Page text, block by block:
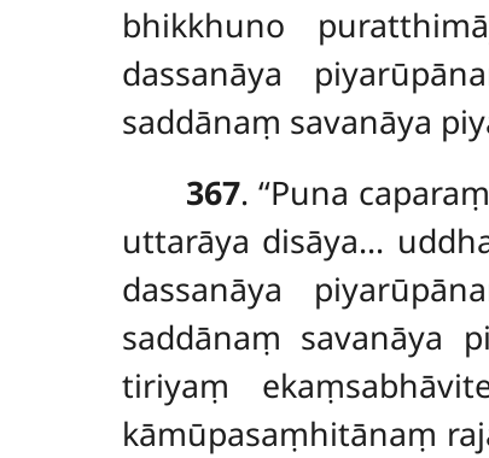
bhikkhuno
dassanāya
saddānaṃ savanāya
367. ‘‘Puna
uttarāya disāya…
dassanāya
saddānaṃ savanāya
tiriyaṃ
kāmūpasaṃhitānaṃ